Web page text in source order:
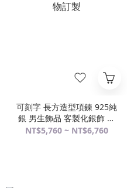
可刻字 長方造型項鍊 925純
銀 男生飾品 客製化銀飾 禮
物訂製
NT$5,760 ~ NT$6,760